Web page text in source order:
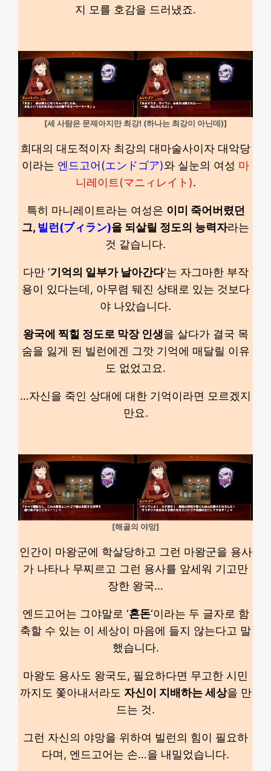
지 모를 호감을 드러냈죠.
[세 사람은 문제아지만 최강! (하나는 최강이 아닌데)]
희대의 대도적이자 최강의 대마술사이자 대악당
이라는 엔드고어(エンドゴア)와 실눈의 여성 마
니레이트(マニィレイト).
특히 마니레이트라는 여성은 이미 죽어버렸던
그, 빌런(ブィラン)을 되살릴 정도의 능력자라는
것 같습니다.
다만 ‘기억의 일부가 날아간다‘는 자그마한 부작
용이 있다는데, 아무렴 뒈진 상태로 있는 것보다
야 나았습니다.
왕국에 찍힐 정도로 막장 인생을 살다가 결국 목
숨을 잃게 된 빌런에겐 그깟 기억에 매달릴 이유
도 없었고요.
…자신을 죽인 상대에 대한 기억이라면 모르겠지
만요.
[해골의 야망]
인간이 마왕군에 학살당하고 그런 마왕군을 용사
가 나타나 무찌르고 그런 용사를 앞세워 기고만
장한 왕국…
엔드고어는 그야말로 ‘혼돈‘이라는 두 글자로 함
축할 수 있는 이 세상이 마음에 들지 않는다고 말
했습니다.
마왕도 용사도 왕국도, 필요하다면 무고한 시민
까지도 쫓아내서라도 자신이 지배하는 세상을 만
드는 것.
그런 자신의 야망을 위하여 빌런의 힘이 필요하
다며, 엔드고어는 손…을 내밀었습니다.